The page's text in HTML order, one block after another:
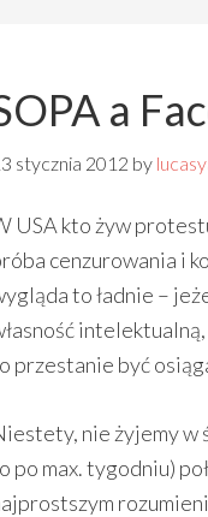
a
stycznia 2012 by
USA kto żyw
cenzurowania i
to ładnie –
przestanie być
nie żyjemy w
po max. tygodniu)